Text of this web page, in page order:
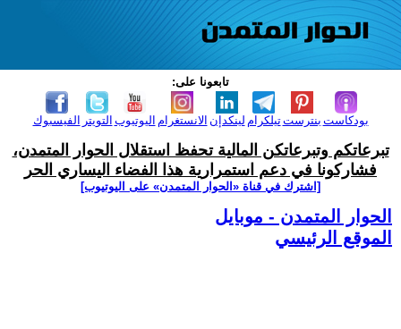
تابعونا على:
الفيسبوك التويتر اليوتيوب الانستغرام لينكدإن تيلكرامبنترست بودكاست
تبرعاتكم وتبرعاتكن المالية تحفظ استقلال الحوار المتمدن،
فشاركونا في دعم استمرارية هذا الفضاء اليساري الحر
[اشترك في قناة ‫«الحوار المتمدن» على اليوتيوب]
الحوار المتمدن - موبايل
الموقع الرئيسي